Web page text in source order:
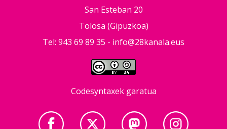
San Esteban 20
Tolosa (Gipuzkoa)
Tel: 943 69 89 35 - info@28kanala.eus
Codesyntaxek garatua